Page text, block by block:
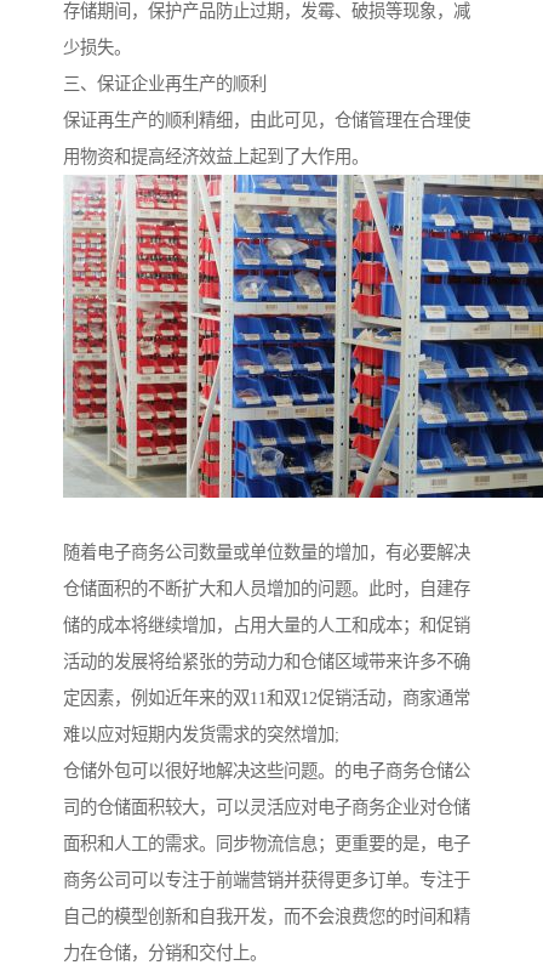
存储期间，保护产品防止过期，发霉、破损等现象，减
少损失。
三、保证企业再生产的顺利
保证再生产的顺利精细，由此可见，仓储管理在合理使
用物资和提高经济效益上起到了大作用。
随着电子商务公司数量或单位数量的增加，有必要解决
仓储面积的不断扩大和人员增加的问题。此时，自建存
储的成本将继续增加，占用大量的人工和成本；和促销
活动的发展将给紧张的劳动力和仓储区域带来许多不确
定因素，例如近年来的双11和双12促销活动，商家通常
难以应对短期内发货需求的突然增加;
仓储外包可以很好地解决这些问题。的电子商务仓储公
司的仓储面积较大，可以灵活应对电子商务企业对仓储
面积和人工的需求。同步物流信息；更重要的是，电子
商务公司可以专注于前端营销并获得更多订单。专注于
自己的模型创新和自我开发，而不会浪费您的时间和精
力在仓储，分销和交付上。